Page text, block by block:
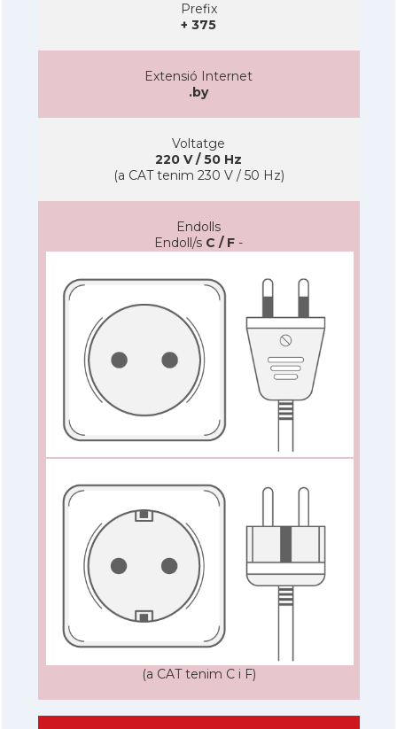
Prefix
+ 375
Extensió Internet
.by
Voltatge
220 V / 50 Hz
(a CAT tenim 230 V / 50 Hz)
Endolls
Endoll/s C / F -
(a CAT tenim C i F)